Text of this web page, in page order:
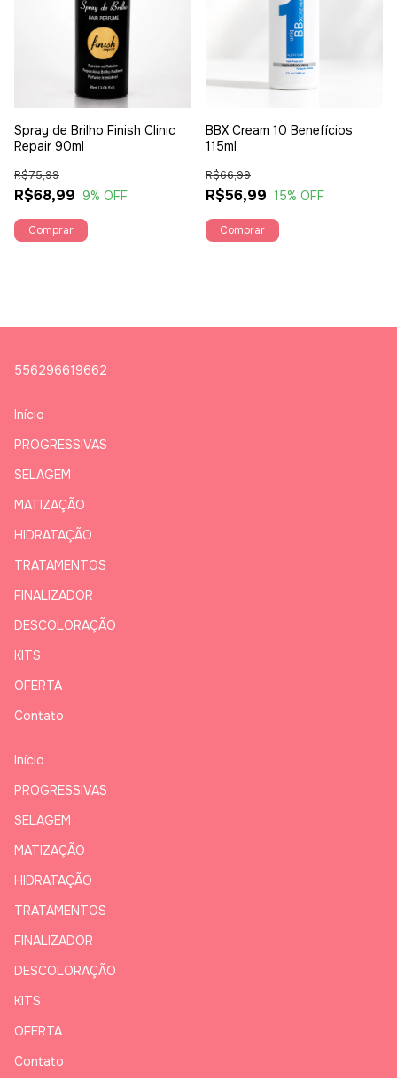
Spray de Brilho Finish Clinic
Repair 90ml
R$68,99
R$75,99
9% OFF
BBX Cream 10 Benefícios
115ml
R$56,99
R$66,99
15% OFF
556296619662
Início
PROGRESSIVAS
SELAGEM
MATIZAÇÃO
HIDRATAÇÃO
TRATAMENTOS
FINALIZADOR
DESCOLORAÇÃO
KITS
OFERTA
Contato
Início
PROGRESSIVAS
SELAGEM
MATIZAÇÃO
HIDRATAÇÃO
TRATAMENTOS
FINALIZADOR
DESCOLORAÇÃO
KITS
OFERTA
Contato